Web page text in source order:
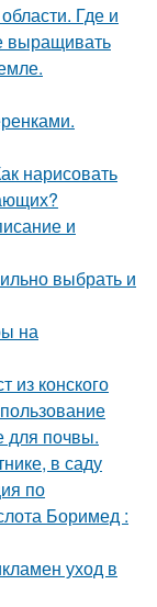
Где и
выращивать
нарисовать
и
выбрать и
на
из конского
для почвы.
в саду
по
Боримед :
уход в